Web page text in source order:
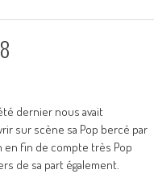
dernier nous avait
sur scène sa Pop bercé par
en fin de compte très Pop
de sa part également.